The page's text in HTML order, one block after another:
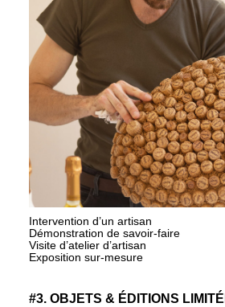
Intervention d’un artisan
Démonstration de savoir-faire
Visite d’atelier d’artisan
Exposition sur-mesure
#3. OBJETS & ÉDITIONS